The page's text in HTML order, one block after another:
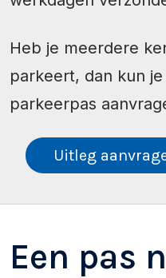
Heb je meerdere
parkeert, dan kun
parkeerpas
Uitleg
Een pas